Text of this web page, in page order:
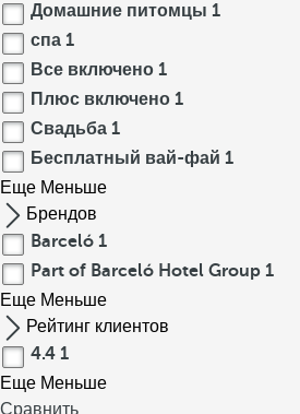
Домашние питомцы 1
спа 1
Все включено 1
Плюс включено 1
Свадьба 1
Бесплатный вай-фай 1
Еще Меньше
Брендов
Barceló 1
Part of Barceló Hotel Group 1
Еще Меньше
Рейтинг клиентов
4.4 1
Еще Меньше
Сравнить